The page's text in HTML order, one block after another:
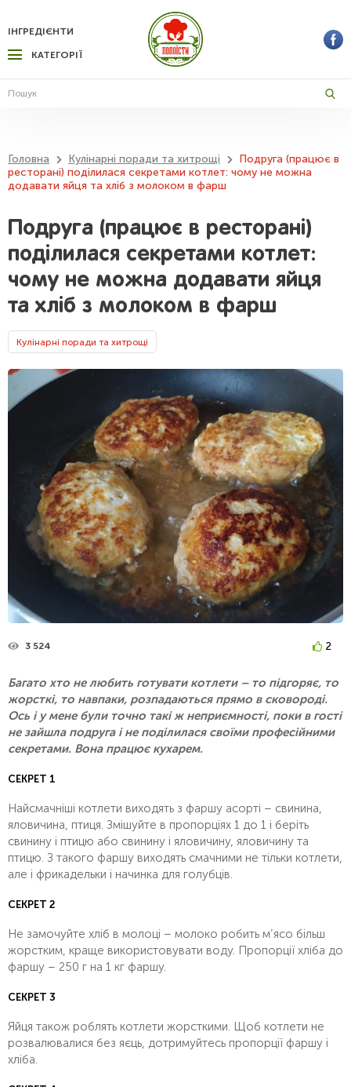
КАТЕГОРІЇ
ІНГРЕДІЄНТИ
Головна Кулінарні поради та хитрощі
Подруга (працює в
ресторані) поділилася секретами котлет: чому не можна
додавати яйця та хліб з молоком в фарш
Подруга (працює в ресторані)
поділилася секретами котлет:
чому не можна додавати яйця
та хліб з молоком в фарш
Кулінарні поради та хитрощі
3 524 2
Багато хто не любить готувати котлети – то підгоряє, то
жорсткі, то навпаки, розпадаються прямо в сковороді.
Ось і у мене були точно такі ж неприємності, поки в гості
не зайшла подруга і не поділилася своїми професійними
секретами. Вона працює кухарем.
СЕКРЕТ 1
Найсмачніші котлети виходять з фаршу асорті – свинина,
яловичина, птиця. Змішуйте в пропорціях 1 до 1 і беріть
свинину і птицю або свинину і яловичину, яловичину та
птицю. З такого фаршу виходять смачними не тільки котлети,
але і фрикадельки і начинка для голубців.
СЕКРЕТ 2
Не замочуйте хліб в молоці – молоко робить м’ясо більш
жорстким, краще використовувати воду. Пропорції хліба до
фаршу – 250 г на 1 кг фаршу.
СЕКРЕТ 3
Яйця також роблять котлети жорсткими. Щоб котлети не
розвалювалися без яєць, дотримуйтесь пропорції фаршу і
хліба.